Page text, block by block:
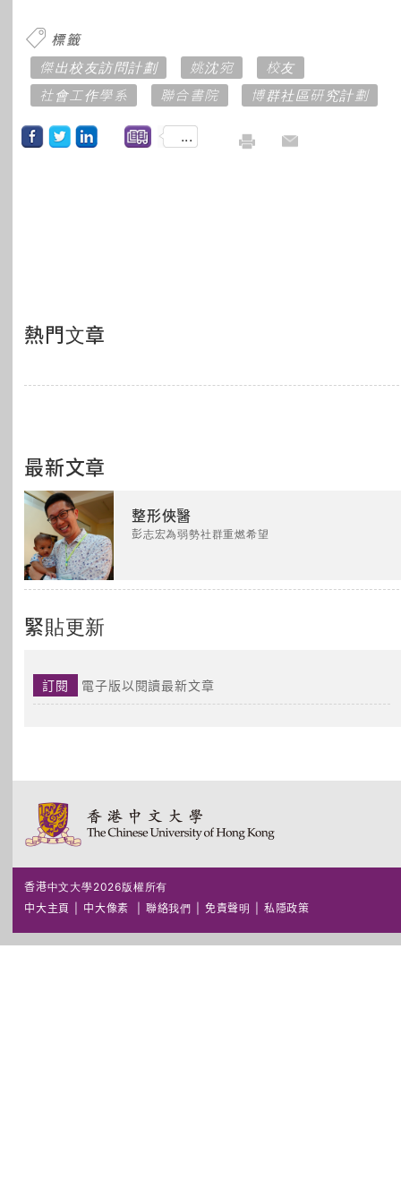
標籤
傑出校友訪問計劃
姚沈宛
校友
社會工作學系
聯合書院 博群社區研究計劃
...
熱門文章
最新文章
整形俠醫
彭志宏為弱勢社群重燃希望
緊貼更新
訂閱 電子版以閱讀最新文章
香港中文大學2026版權所有
中大主頁
中大像素 聯絡我們 免責聲明 私隱政策